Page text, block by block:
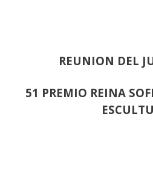
REUNION DEL
51 PREMIO REINA